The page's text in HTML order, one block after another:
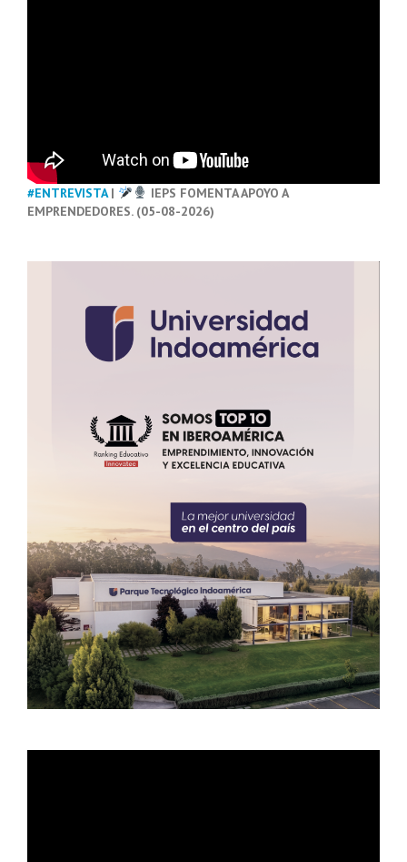
#ENTREVISTA|
IEPS FOMENTA APOYO A
EMPRENDEDORES. (05-08-2026)